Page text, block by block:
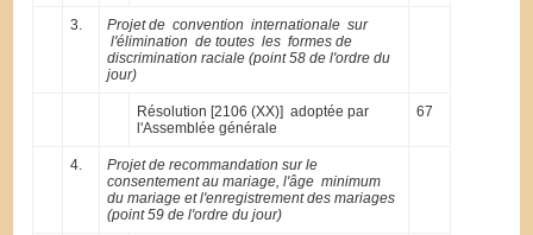
3.
Projet de convention internationale sur
l'élimination de toutes les formes de
discrimination raciale (point 58 de l'ordre du
jour)
Résolution [2106 (XX)] adoptée par
l'Assemblée générale
67
4.
Projet de recommandation sur le
consentement au mariage, l'âge minimum
du mariage et l'enregistrement des mariages
(point 59 de l'ordre du jour)